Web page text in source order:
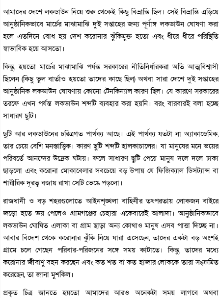
আমাদের দেশে লকডাউন নিয়ে শুরু থেকেই কিছু বিভ্রান্তি ছিল। সেই বিভ্রান্তি এড়িয়ে
আনুষ্ঠানিকভাবে মার্চের মাঝামাঝি দুই সপ্তাহের জন্য পূর্ণাঙ্গ লকডাউন ঘোষণা করা
হলে এতদিনে বোধ হয় দেশ করোনার ঝুঁকিমুক্ত হতো এবং ধীরে ধীরে পরিস্থিতি
স্বাভাবিক হয়ে আসতো।
কিন্তু, হয়তো মার্চের মাঝামাঝি পর্যন্ত সরকারের নীতিনির্ধারকরা অতি আত্মবিশ্বাসী
ছিলেন (কিছু ভুল বার্তাও হয়তো তাদের কাছে ছিল) অথবা সারা দেশে দুই সপ্তাহের
আনুষ্ঠানিক লকডাউন ঘোষণায় কোনো টেনকিন্যাল কারণ ছিল। যে কারণে সরকারের
তরফে এখন পর্যন্ত লকডাউন শব্দটি ব্যবহার করা হয়নি। বরং বারবারই বলা হচ্ছে
সাধারণ ছুটি।
ছুটি আর লকডাউনের চরিত্রগত পার্থক্য আছে। এই পার্থক্য যতটা না অ্যাকাডেমিক,
তার চেয়ে বেশি মনস্তাত্ত্বিক। কারণ ছুটি শব্দটি হালকাচালের। যা মানুষের মনে ভয়ের
পরিবর্তে আনন্দের উদ্রেক ঘটায়। ফলে সাধারণ ছুটি পেয়ে মানুষ দলে দলে ঢাকা
ছাড়লো এবং করোনা মোকাবেলার সবচেয়ে বড় উপায় যে ফিজিক্যাল ডিসট্যান্স বা
শারীরিক দূরত্ব বজায় রাখা সেটি ভেঙে পড়লো।
রাজধানী ও বড় শহরগুলোতে আইনশৃঙ্খলা বাহিনীর তৎপরতায় লোকজন বাইরে
জড়ো হতে ভয় পেলেও গ্রামগঞ্জের চেহারা একেবারেই আলাদা। আনুষ্ঠানিকভাবে
লকডাউন ঘোষিত এলাকা বা গ্রাম ছাড়া অন্য কোথাও মানুষ এসব পাত্তা দিচ্ছে না।
আবার বিদেশ থেকে করোনার ঝুঁকি নিয়ে যারা এসেছেন, তাদের একটা বড় অংশই
গ্রামে চলে গেছেন পরিবার-পরিজনের সঙ্গে সময় কাটাতে। কিন্তু, তাদের মধ্যে
করোনার জীবাণু বহন করছেন এবং কত শত বা কত হাজার লোককে তারা সংক্রমিত
করেছেন, তা জানা মুশকিল।
প্রকৃত চিত্র জানতে হয়তো আমাদের আরও অনেকটা সময় লাগবে অথবা